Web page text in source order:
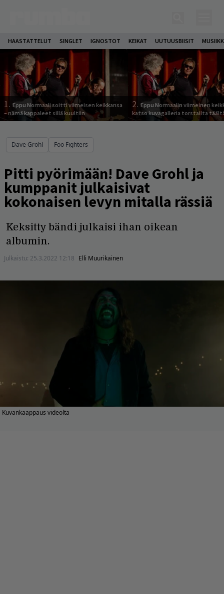
HAASTATTELUT SINGLET IGNOSTOT KEIKAT UUTUUSBIISIT
1. Eppu Normaali soitti viimeisen keikkansa
– nämä kappaleet sillä kuultiin
2. Eppu Normaalin viimeinen
katso kuvagalleria torstailta
Dave Grohl Foo Fighters
Pitti pyörimään! Dave Grohl ja
kumppanit julkaisivat
kokonaisen levyn mitalla rässiä
Keksitty bändi julkaisi ihan oikean
albumin.
Julkaistu: 25.3.2022 12:18 Elli Muurikainen
Kuvankaappaus videolta